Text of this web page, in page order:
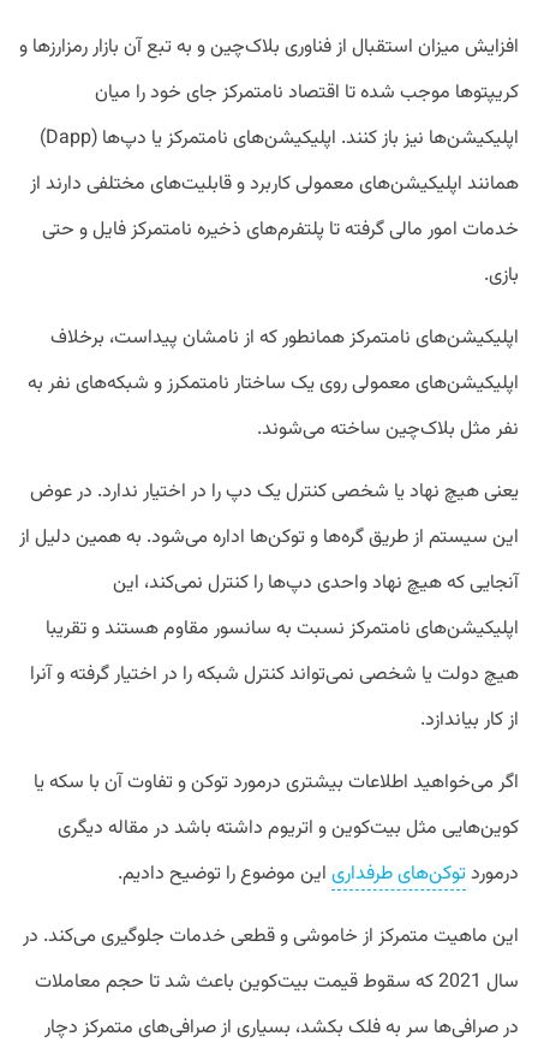
افزایش میزان استقبال از فناوری بلاک‌چین و به تبع آن بازار رمزارزها و
کریپتوها موجب شده تا اقتصاد نامتمرکز جای خود را میان
اپلیکیشن‌ها نیز باز کنند. اپلیکیشن‌های نامتمرکز یا دپ‌ها (Dapp)
همانند اپلیکیشن‌های معمولی کاربرد و قابلیت‌های مختلفی دارند از
خدمات امور مالی گرفته تا پلتفرم‌های ذخیره نامتمرکز فایل و حتی
بازی‌.
اپلیکیشن‌های نامتمرکز همانطور که از نامشان پیداست، برخلاف
اپلیکیشن‌های معمولی روی یک ساختار نامتمکرز و شبکه‌های نفر به
نفر مثل بلاک‌چین ساخته می‌شوند.
یعنی هیچ نهاد یا شخصی کنترل یک دپ را در اختیار ندارد. در عوض
این سیستم از طریق گره‌ها و توکن‌ها اداره می‌شود. به همین دلیل از
آنجایی که هیچ نهاد واحدی دپ‌ها را کنترل نمی‌کند، این
اپلیکیشن‌های نامتمرکز نسبت به سانسور مقاوم هستند و تقریبا
هیچ دولت یا شخصی نمی‌تواند کنترل شبکه را در اختیار گرفته و آنرا
از کار بیاندازد.
اگر می‌خواهید اطلاعات بیشتری درمورد توکن و تفاوت آن با سکه یا
کوین‌هایی مثل بیت‌کوین و اتریوم داشته باشد در مقاله دیگری
درموردتوکن‌های طرفداری این موضوع را توضیح دادیم.
این ماهیت متمرکز از خاموشی و قطعی خدمات جلوگیری می‌کند. در
سال 2021 که سقوط قیمت بیت‌کوین باعث شد تا حجم معاملات
در صرافی‌ها سر به فلک بکشد، بسیاری از صرافی‌های متمرکز دچار